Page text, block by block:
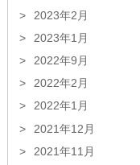
2023年2月
2023年1月
2022年9月
2022年2月
2022年1月
2021年12月
2021年11月